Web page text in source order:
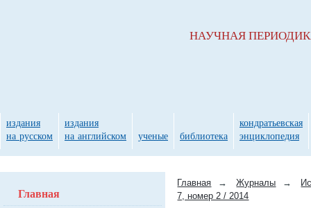
Главная → Журналы →
7, номер 2 / 2014
Главная
НАУЧНАЯ
издания
на русском
издания
на английском
ученые библиотека
кондратьевская
энциклопедия